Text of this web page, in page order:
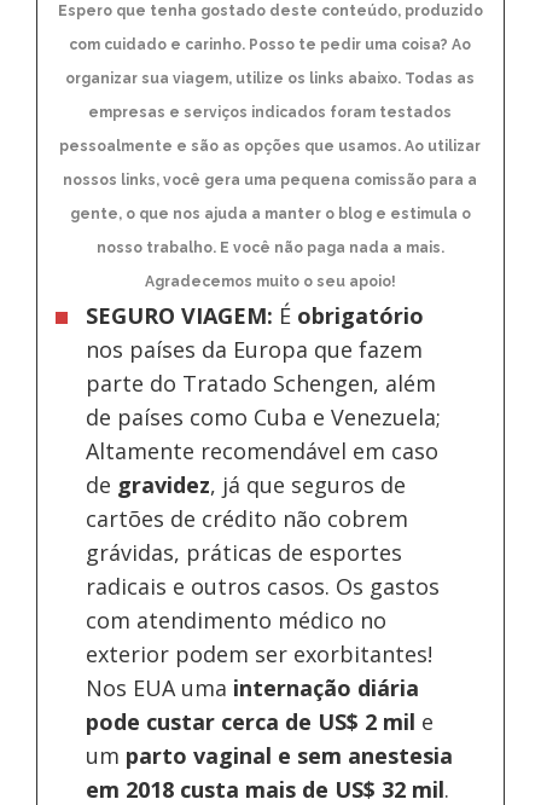
Espero que tenha gostado deste conteúdo, produzido
com cuidado e carinho. Posso te pedir uma coisa? Ao
organizar sua viagem, utilize os links abaixo. Todas as
empresas e serviços indicados foram testados
pessoalmente e são as opções que usamos. Ao utilizar
nossos links, você gera uma pequena comissão para a
gente, o que nos ajuda a manter o blog e estimula o
nosso trabalho. E você não paga nada a mais.
Agradecemos muito o seu apoio!
SEGURO VIAGEM: É obrigatório
nos países da Europa que fazem
parte do Tratado Schengen, além
de países como Cuba e Venezuela;
Altamente recomendável em caso
de gravidez, já que seguros de
cartões de crédito não cobrem
grávidas, práticas de esportes
radicais e outros casos. Os gastos
com atendimento médico no
exterior podem ser exorbitantes!
Nos EUA uma internação diária
pode custar cerca de US$ 2 mil e
um parto vaginal e sem anestesia
em 2018 custa mais de US$ 32 mil.